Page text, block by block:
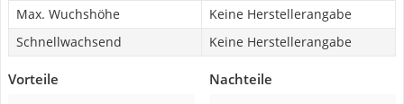
Max. Wuchshöhe
Keine Herstellerangabe
Schnellwachsend
Keine Herstellerangabe
Vorteile Nachteile